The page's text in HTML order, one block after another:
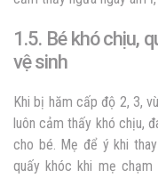
1.5. Bé khó chịu,
vệ sinh
Khi bị hăm cấp độ 2, 3,
luôn cảm thấy khó chịu,
cho bé. Mẹ để ý khi
quấy khóc khi mẹ